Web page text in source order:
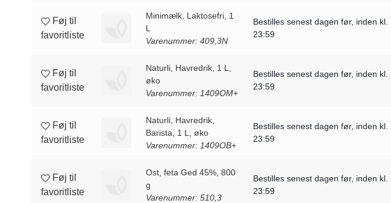
Føj til
favoritliste
Minimælk, Laktosefri, 1
L
Varenummer: 409,3N
Bestilles senest dagen før, inden kl.
23:59
Føj til
favoritliste
Naturli, Havredrik, 1 L,
øko
Varenummer: 1409OM+
Bestilles senest dagen før, inden kl.
23:59
Føj til
favoritliste
Naturli, Havredrik,
Barista, 1 L, øko
Varenummer: 1409OB+
Bestilles senest dagen før, inden kl.
23:59
Føj til
favoritliste
Ost, feta Ged 45%, 800
g
Varenummer: 510,3
Bestilles senest dagen før, inden kl.
23:59